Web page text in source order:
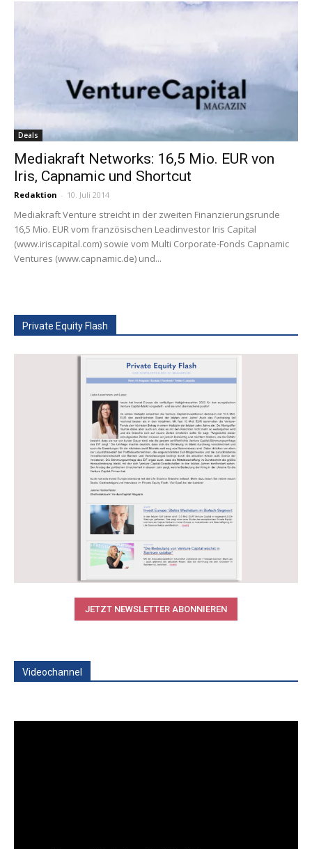
Deals
Mediakraft Networks: 16,5 Mio. EUR von
Iris, Capnamic und Shortcut
Redaktion - 10. Juli 2014
Mediakraft Venture streicht in der zweiten Finanzierungsrunde
16,5 Mio. EUR vom französischen Leadinvestor Iris Capital
(www.iriscapital.com) sowie vom Multi Corporate-Fonds Capnamic
Ventures (www.capnamic.de) und...
Private Equity Flash
JETZT NEWSLETTER ABONNIEREN
Videochannel